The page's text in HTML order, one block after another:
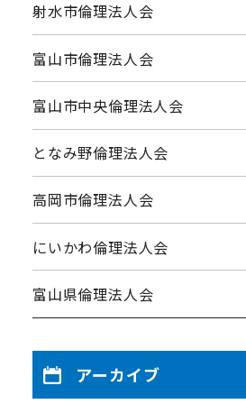
射水市倫理法人会
富山市倫理法人会
富山市中央倫理法人会
となみ野倫理法人会
高岡市倫理法人会
にいかわ倫理法人会
富山県倫理法人会
アーカイブ